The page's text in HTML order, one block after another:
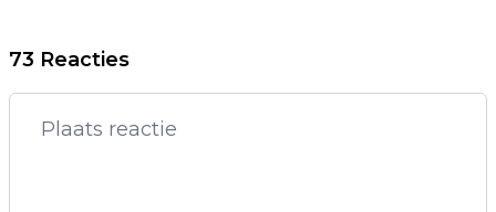
73 Reacties